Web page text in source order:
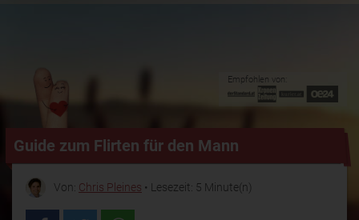
Empfohlen von:
Guide zum Flirten für den Mann
Von: Chris Pleines • Lesezeit: 5 Minute(n)